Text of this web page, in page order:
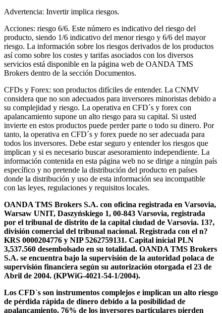
Advertencia: Invertir implica riesgos.
Acciones: riesgo 6/6. Este número es indicativo del riesgo del
producto, siendo 1/6 indicativo del menor riesgo y 6/6 del mayor
riesgo. La información sobre los riesgos derivados de los productos
así como sobre los costes y tarifas asociados con los diversos
servicios está disponible en la página web de OANDA TMS
Brokers dentro de la sección Documentos.
CFDs y Forex: son productos difíciles de entender. La CNMV
considera que no son adecuados para inversores minoristas debido a
su complejidad y riesgo. La operativa en CFD´s y forex con
apalancamiento supone un alto riesgo para su capital. Si usted
invierte en estos productos puede perder parte o todo su dinero. Por
tanto, la operativa en CFD´s y forex puede no ser adecuada para
todos los inversores. Debe estar seguro y entender los riesgos que
implican y si es necesario buscar asesoramiento independiente. La
información contenida en esta página web no se dirige a ningún país
específico y no pretende la distribución del producto en países
donde la distribución y uso de esta información sea incompatible
con las leyes, regulaciones y requisitos locales.
OANDA TMS Brokers S.A. con oficina registrada en Varsovia,
Warsaw UNIT, Daszyńskiego 1, 00-843 Varsovia, registrada
por el tribunal de distrito de la capital ciudad de Varsovia. 13?,
división comercial del tribunal nacional. Registrada con el n?
KRS 0000204776 y NIP 5262759131. Capital inicial PLN
3,537.560 desembolsado en su totalidad. OANDA TMS Brokers
S.A. se encuentra bajo la supervisión de la autoridad polaca de
supervisión financiera según su autorización otorgada el 23 de
Abril de 2004. (KPWiG-4021-54-1/2004).
Los CFD´s son instrumentos complejos e implican un alto riesgo
de pérdida rápida de dinero debido a la posibilidad de
apalancamiento. 76% de los inversores particulares pierden